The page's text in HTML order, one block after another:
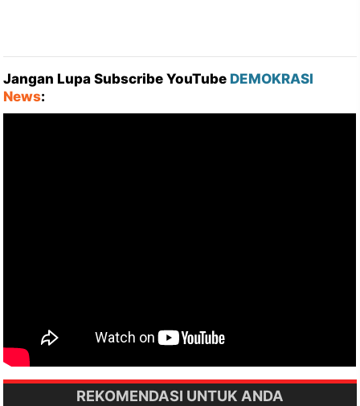
Jangan Lupa Subscribe YouTube DEMOKRASI
News:
REKOMENDASI UNTUK ANDA